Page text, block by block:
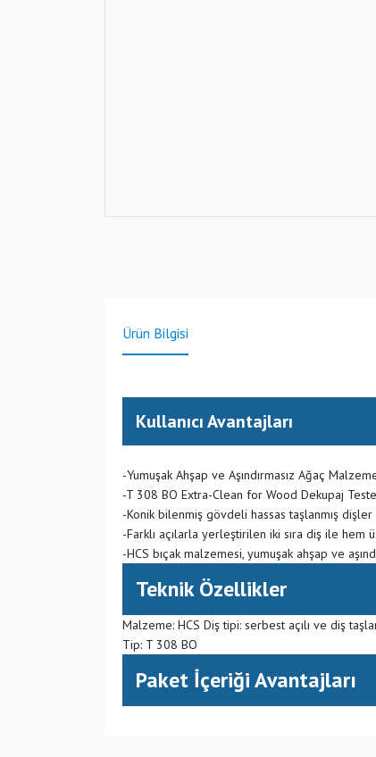
Ürün Bilgisi
Kullanıcı Avantajları
-Yumuşak Ahşap ve Aşındırmasız Ağaç
-T 308 BO Extra-Clean for Wood Dekupaj
-Konik bilenmiş gövdeli hassas taşlanmış
-Farklı açılarla yerleştirilen iki sıra diş ile
-HCS bıçak malzemesi, yumuşak ahşap ve
Teknik Özellikler
Malzeme: HCS Diş tipi: serbest açılı ve diş
Tip: T 308 BO
Paket İçeriği Avantajları